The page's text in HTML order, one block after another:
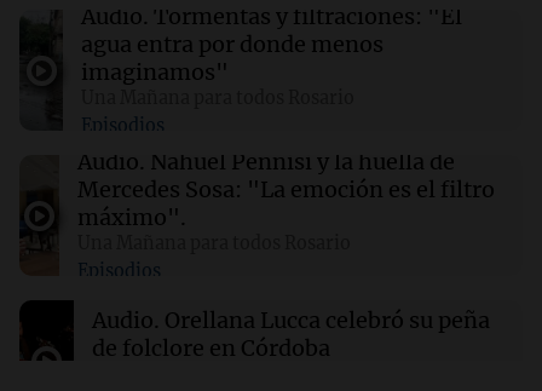
El Pentágono solicita a la industria de defensa
un aumento en la producción de armas
01:31 Ciencia
Reducir alimentos dulces no disminuye
antojos ni mejora la salud, según estudio
01:29 Mundo
El lago Mead alcanza su nivel más bajo en 90
años, evidenciando la crisis hídrica en EE.UU.
Audio. Tormentas y filtraciones: "El
agua entra por donde menos
imaginamos"
Episodios
Audio. Nahuel Pennisi y la huella de
Mercedes Sosa: "La emoción es el filtro
máximo".
Episodios
Audio. Orellana Lucca celebró su peña
de folclore en Córdoba